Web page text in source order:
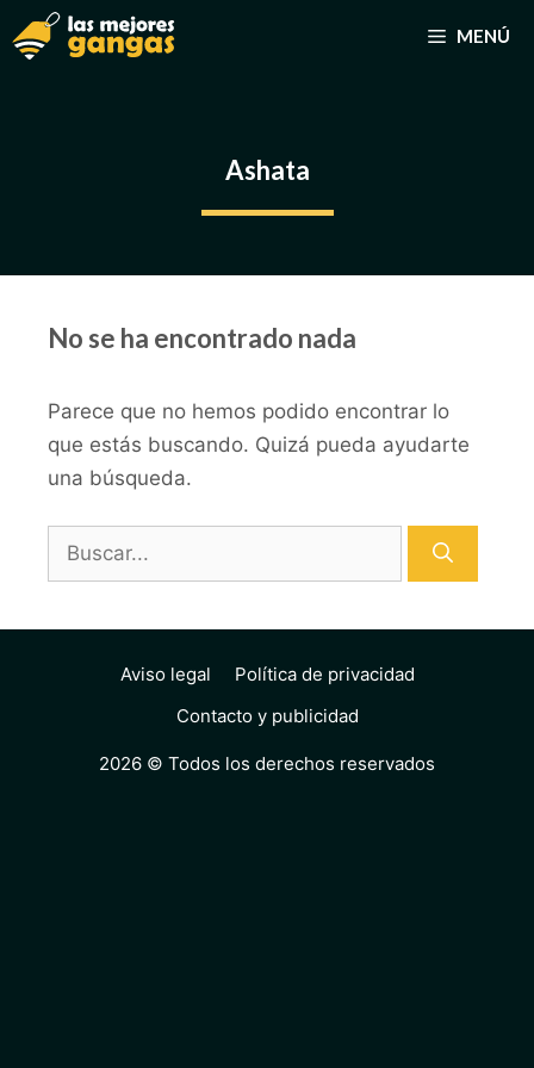
Saltar
al
MENÚ
Ashata
No se ha encontrado nada
Parece que no hemos podido encontrar lo
que estás buscando. Quizá pueda ayudarte
una búsqueda.
Buscar:
Aviso legal
Política de privacidad
Contacto y publicidad
2026 © Todos los derechos reservados